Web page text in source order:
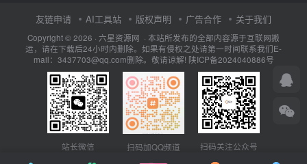
友链申请 AI工具站 版权声明 广告合作 关于我们
Copyright © 2026 · 六星资源网 · 本站所发布的全部内容源于互联网搬
运，请在下载后24小时内删除。如果有侵权之处请第一时间联系我们E-
mail：3437703@qq.com删除。敬请谅解! 陕ICP备2024040886号
站长微信 扫码加QQ频道 扫码关注公众号